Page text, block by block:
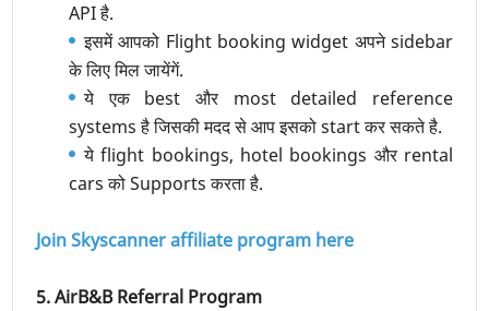
API है.
इसमें आपको Flight booking widget अपने sidebar
के लिए मिल जायेंगें.
ये एक best और most detailed reference
systems है जिसकी मदद से आप इसको start कर सकते है.
ये flight bookings, hotel bookings और rental
cars को Supports करता है.
Join Skyscanner affiliate program here
5. AirB&B Referral Program